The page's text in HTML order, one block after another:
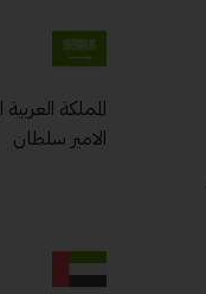
المملكة
الامير سلطان